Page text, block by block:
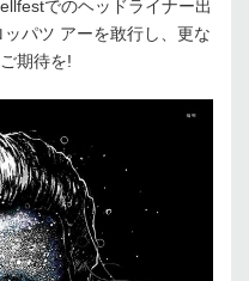
でのヘッドライナー出
パツ アーを敢行し、更な
期待を!